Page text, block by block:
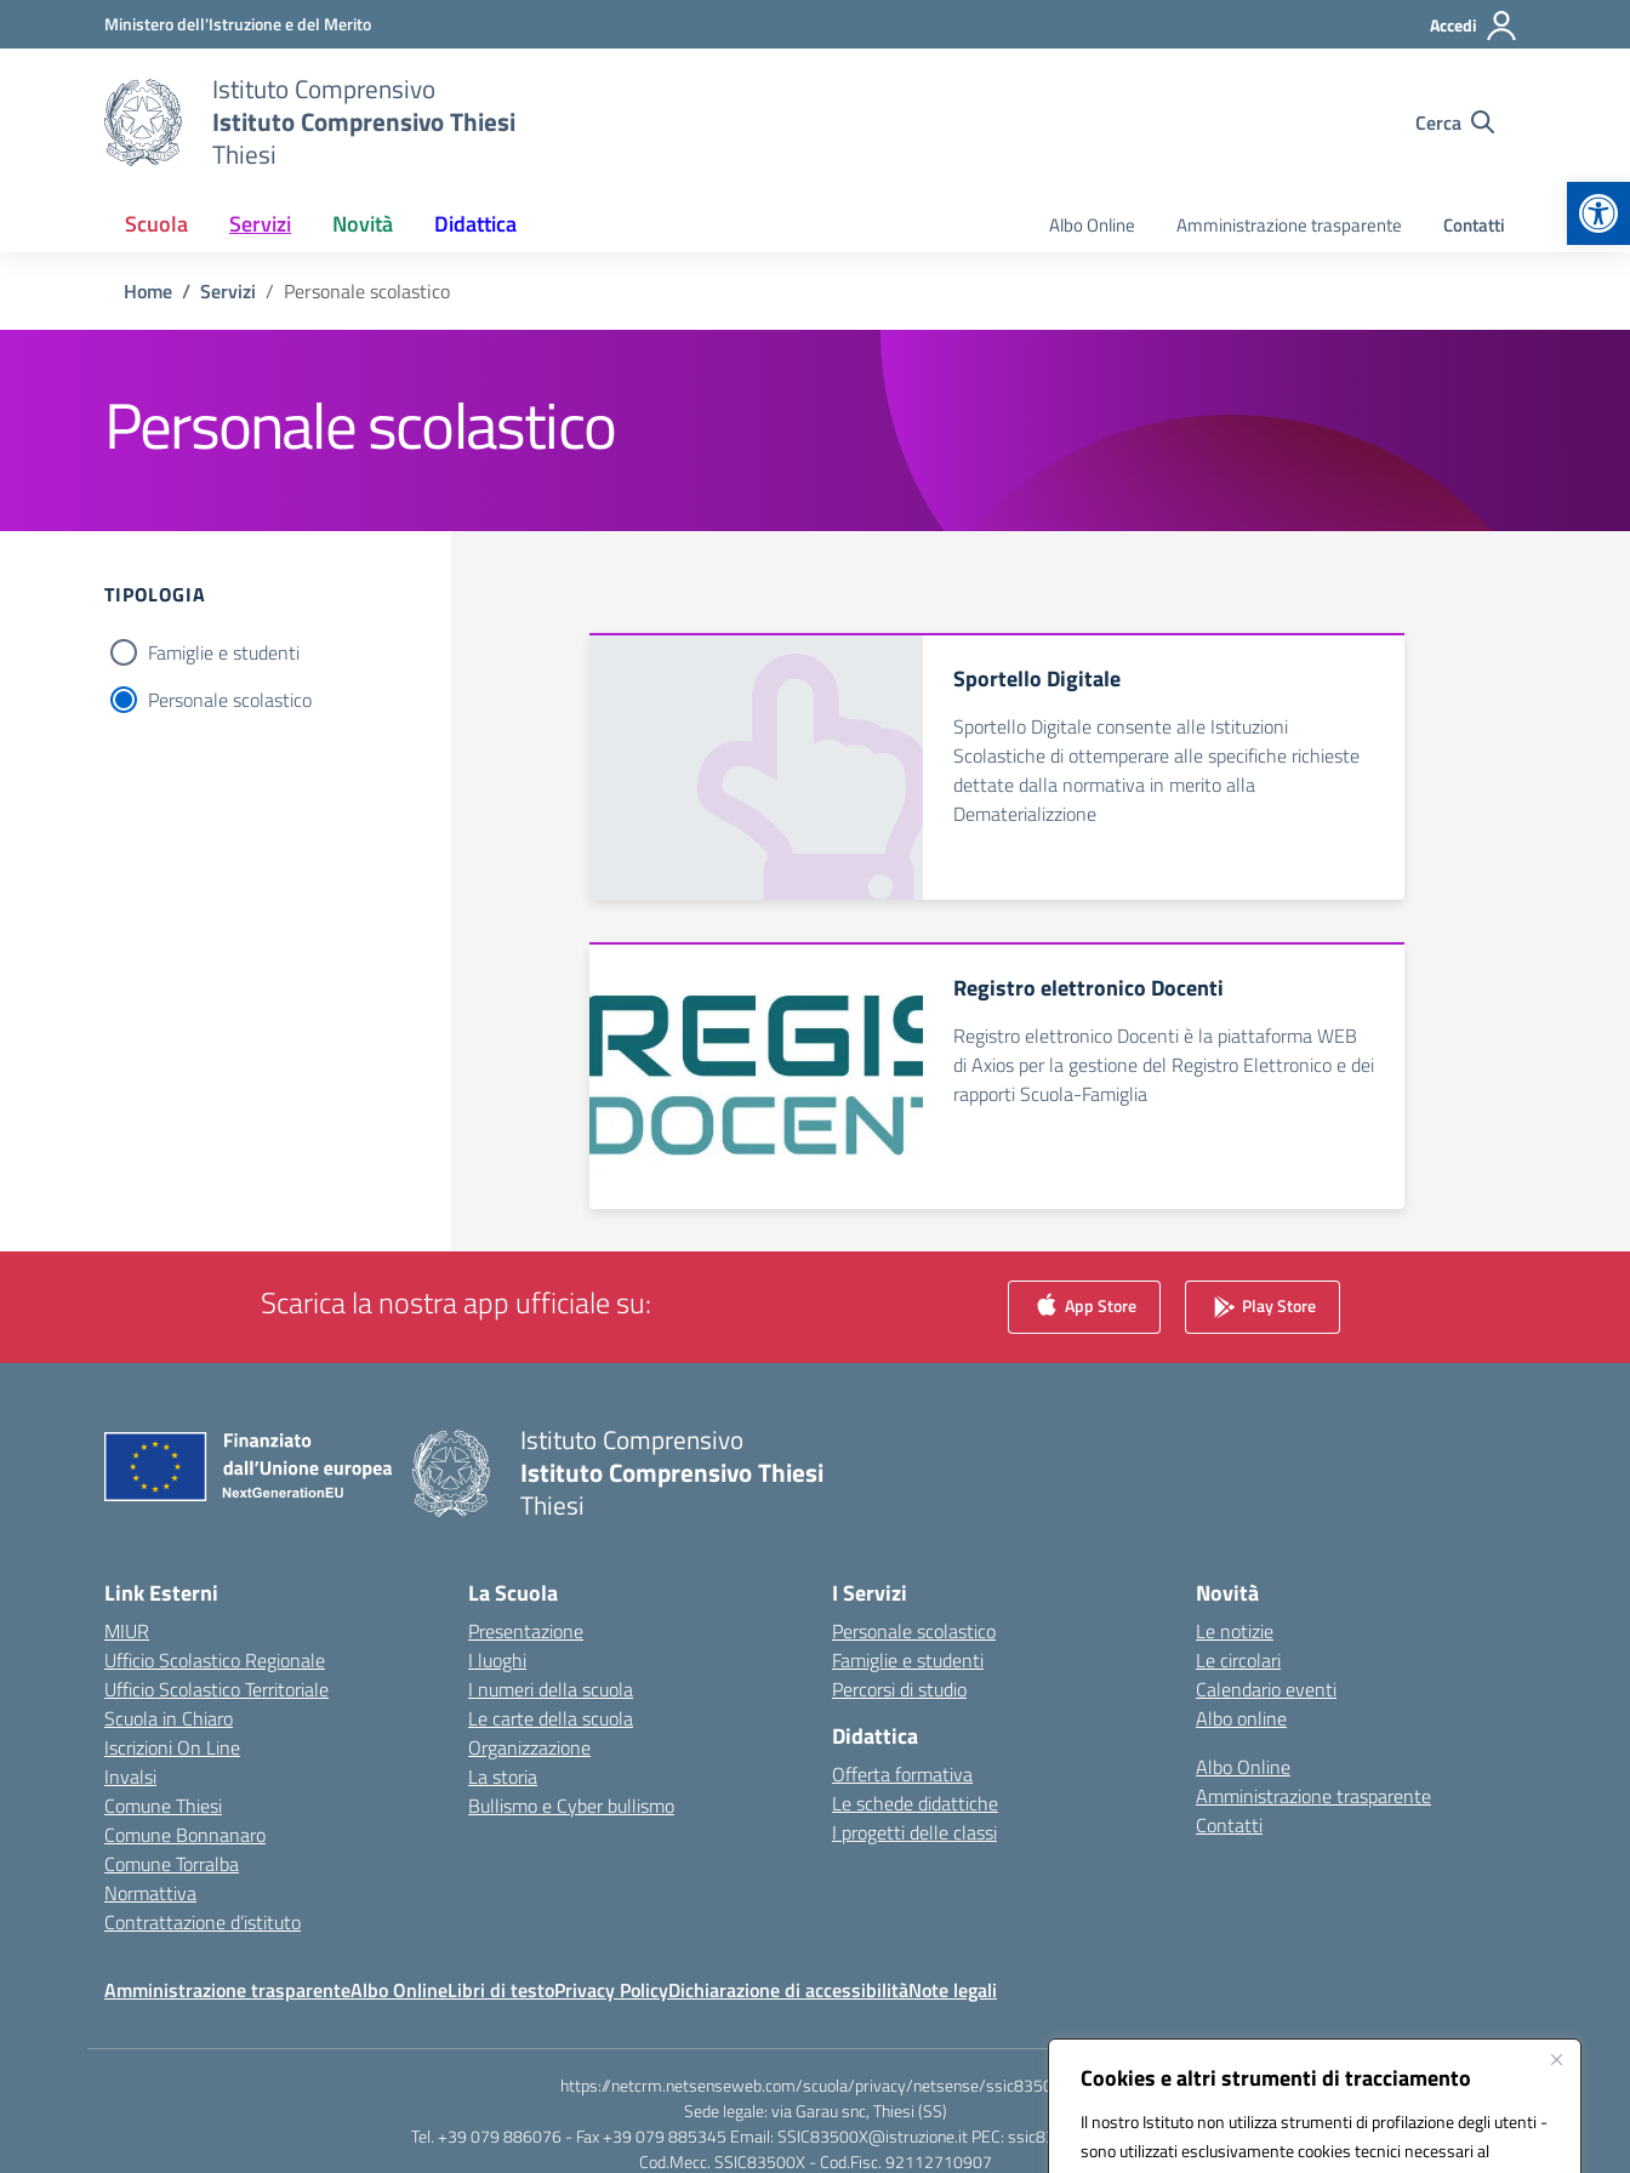
Cookies e altri strumenti di tracciamento
Il nostro Istituto non utilizza strumenti di profilazione degli utenti -
sono utilizzati esclusivamente cookies tecnici necessari al
Vai ai contenuti
Vai al menu di navigazioneMinistero dell'Istruzione e del Merito Accedi
Istituto Comprensivo
Istituto Comprensivo Thiesi
Thiesi
Cerca
Scuola Servizi Novità Didattica Albo Online Amministrazione trasparente Contatti
Home Servizi Personale scolastico
Personale scolastico
Filtri
TIPOLOGIA
Famiglie e studenti
Personale scolastico
Sportello Digitale
Sportello Digitale consente alle Istituzioni
Scolastiche di ottemperare alle specifiche richieste
dettate dalla normativa in merito alla
Dematerializzione
Registro elettronico Docenti
Registro elettronico Docenti è la piattaforma WEB
di Axios per la gestione del Registro Elettronico e dei
rapporti Scuola-Famiglia
Scarica la nostra app ufficiale su: App Store Play Store
Istituto Comprensivo
Istituto Comprensivo Thiesi
Thiesi
Link Esterni
MIUR
Ufficio Scolastico Regionale
Ufficio Scolastico Territoriale
Scuola in Chiaro
Iscrizioni On Line
Invalsi
Comune Thiesi
Comune Bonnanaro
Comune Torralba
Normattiva
Contrattazione d’istituto
La Scuola
Presentazione
I luoghi
I numeri della scuola
Le carte della scuola
Organizzazione
La storia
Bullismo e Cyber bullismo
I Servizi
Personale scolastico
Famiglie e studenti
Percorsi di studio
Didattica
Offerta formativa
Le schede didattiche
I progetti delle classi
Novità
Le notizie
Le circolari
Calendario eventi
Albo online
Albo Online
Amministrazione trasparente
Contatti
Amministrazione trasparenteAlbo OnlineLibri di testoPrivacy PolicyDichiarazione di accessibilitàNote legali
https://netcrm.netsenseweb.com/scuola/privacy/netsense/ssic83500x
Sede legale: via Garau snc, Thiesi (SS)
Tel. +39 079 886076 - Fax +39 079 885345 Email: SSIC83500X@istruzione.it PEC: ssic83500x@pec.istruzione.it
Cod.Mecc. SSIC83500X - Cod.Fisc. 92112710907